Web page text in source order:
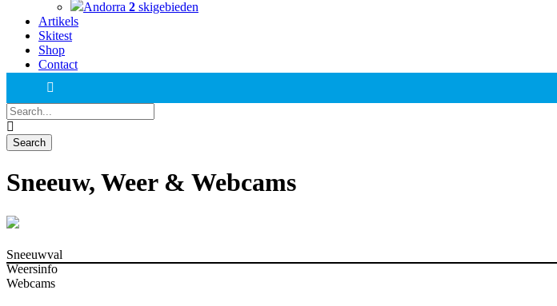
Andorra 2 skigebieden
Artikels
Skitest
Shop
Contact
Sneeuw, Weer & Webcams
Sneeuwval
Weersinfo
Webcams